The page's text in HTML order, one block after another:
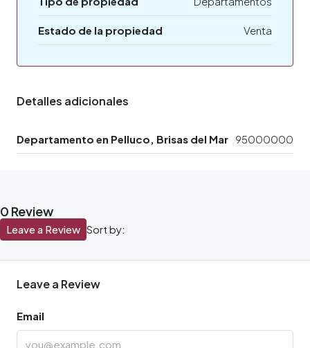
Estado de la propiedad Venta
Detalles adicionales
Departamento en Pelluco, Brisas del Mar 95000000
0 Review
Sort by:
Leave a Review
Leave a Review
Email